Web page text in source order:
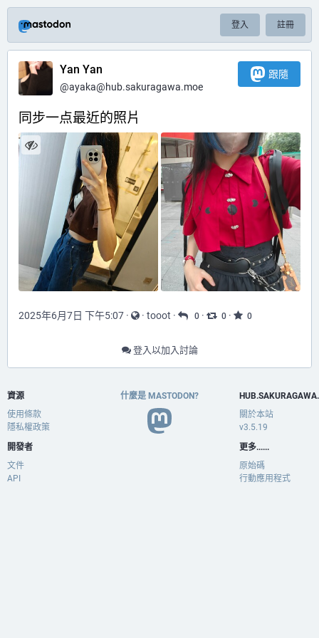
登入 註冊
Yan Yan
@ayaka@hub.sakuragawa.moe
跟隨
同步一点最近的照片
2025年6月7日 下午5:07 · · tooot · 0 · 0 · 0
登入以加入討論
資源
使用條款
隱私權政策
開發者
文件
API
什麼是 MASTODON?
關於本站
v3.5.19
更多......
原始碼
行動應用程式